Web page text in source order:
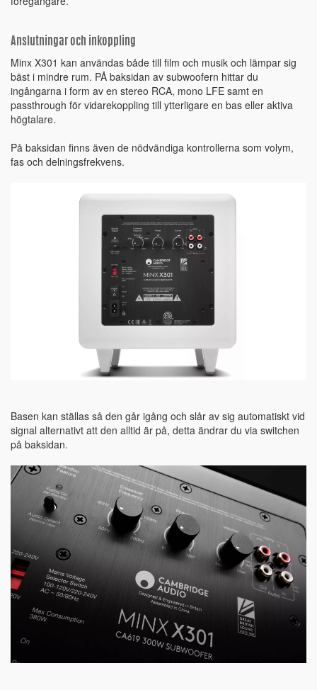
Anslutningar och inkoppling
Minx X301 kan användas både till film och musik och lämpar sig
bäst i mindre rum. PÅ baksidan av subwoofern hittar du
ingångarna i form av en stereo RCA, mono LFE samt en
passthrough för vidarekoppling till ytterligare en bas eller aktiva
högtalare.
På baksidan finns även de nödvändiga kontrollerna som volym,
fas och delningsfrekvens.
Basen kan ställas så den går igång och slår av sig automatiskt vid
signal alternativt att den alltid är på, detta ändrar du via switchen
på baksidan.